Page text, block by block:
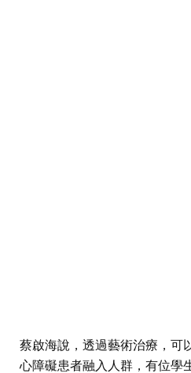
蔡啟海說，透過藝術治療，可
心障礙患者融入人群，有位學